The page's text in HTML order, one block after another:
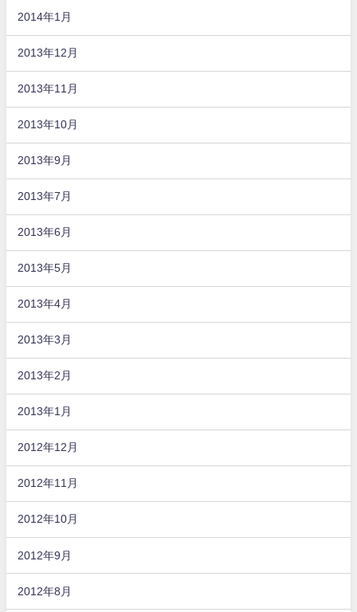
2014年1月
2013年12月
2013年11月
2013年10月
2013年9月
2013年7月
2013年6月
2013年5月
2013年4月
2013年3月
2013年2月
2013年1月
2012年12月
2012年11月
2012年10月
2012年9月
2012年8月